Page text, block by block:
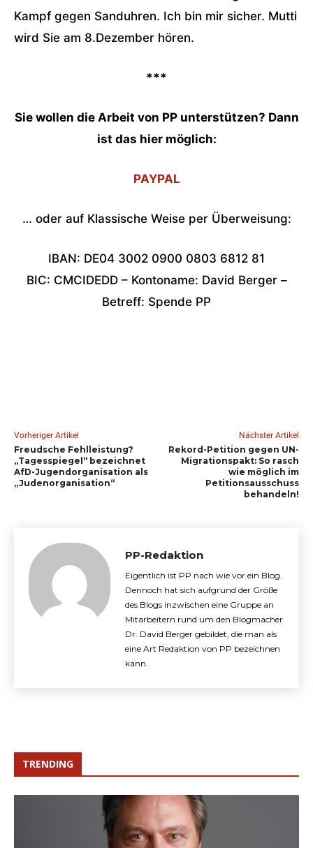
Kampf gegen Sanduhren. Ich bin mir sicher. Mutti
wird Sie am 8.Dezember hören.
***
Sie wollen die Arbeit von PP unterstützen? Dann
ist das hier möglich:
PAYPAL
… oder auf Klassische Weise per Überweisung:
IBAN: DE04 3002 0900 0803 6812 81
BIC: CMCIDEDD – Kontoname: David Berger –
Betreff: Spende PP
Vorheriger Artikel
Freudsche Fehlleistung?
„Tagesspiegel“ bezeichnet
AfD-Jugendorganisation als
„Judenorganisation“
Nächster Artikel
Rekord-Petition gegen UN-
Migrationspakt: So rasch
wie möglich im
Petitionsausschuss
behandeln!
PP-Redaktion
Eigentlich ist PP nach wie vor ein Blog.
Dennoch hat sich aufgrund der Größe
des Blogs inzwischen eine Gruppe an
Mitarbeitern rund um den Blogmacher
Dr. David Berger gebildet, die man als
eine Art Redaktion von PP bezeichnen
kann.
TRENDING